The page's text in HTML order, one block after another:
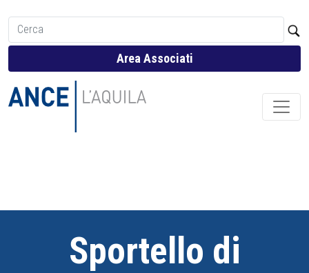
Area Associati
Sportello di